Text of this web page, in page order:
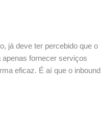
já deve ter percebido que o
fornecer serviços
eficaz. É aí que o inbound